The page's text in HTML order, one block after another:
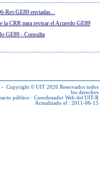
Rev.GE89 enviadas...
la CRR para revisar el Acuerdo GE89
GE89 - Consulta
- Copyright © UIT 2026 Reservados todos
los derechos
público : Coordenador Web del UIT-R
Actualizado el : 2011-06-15